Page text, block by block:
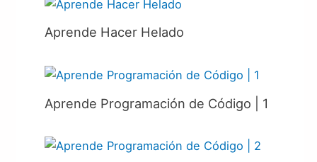
Aprende Hacer Helado
Aprende Programación de Código | 1